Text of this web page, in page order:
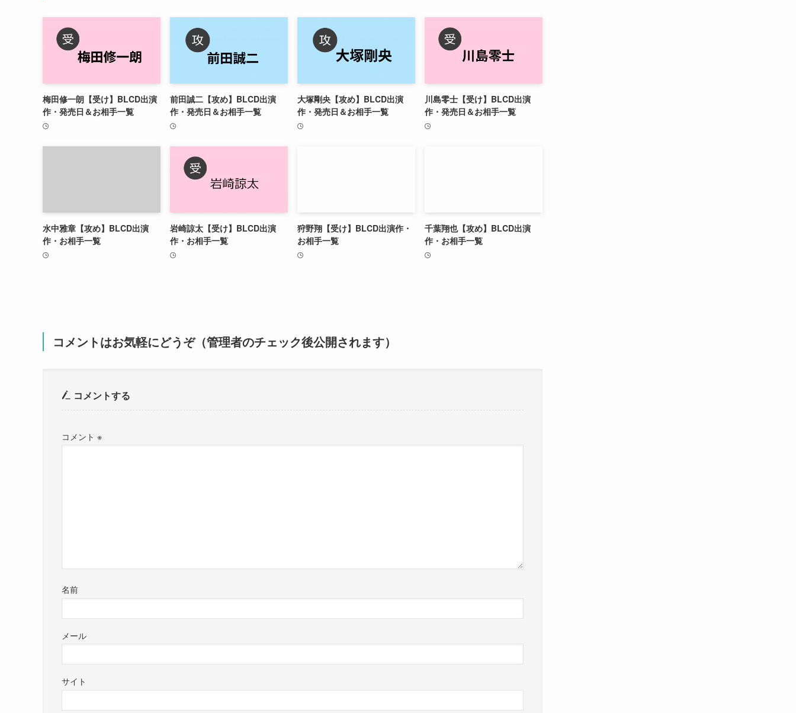
梅田修一朗【受け】BLCD出演
作・発売日＆お相手一覧
前田誠二【攻め】BLCD出演
作・発売日＆お相手一覧
大塚剛央【攻め】BLCD出演
作・発売日＆お相手一覧
川島零士【受け】BLCD出演
作・発売日＆お相手一覧
水中雅章【攻め】BLCD出演
作・お相手一覧
岩崎諒太【受け】BLCD出演
作・お相手一覧
狩野翔【受け】BLCD出演作・
お相手一覧
千葉翔也【攻め】BLCD出演
作・お相手一覧
コメントはお気軽にどうぞ（管理者のチェック後公開されます）
コメントする
コメント ※
名前
メール
サイト